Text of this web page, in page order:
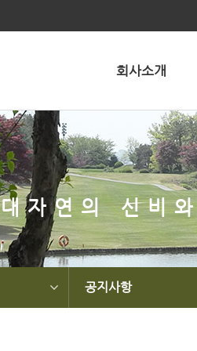
회사소개
대자연의 신비
공지사항